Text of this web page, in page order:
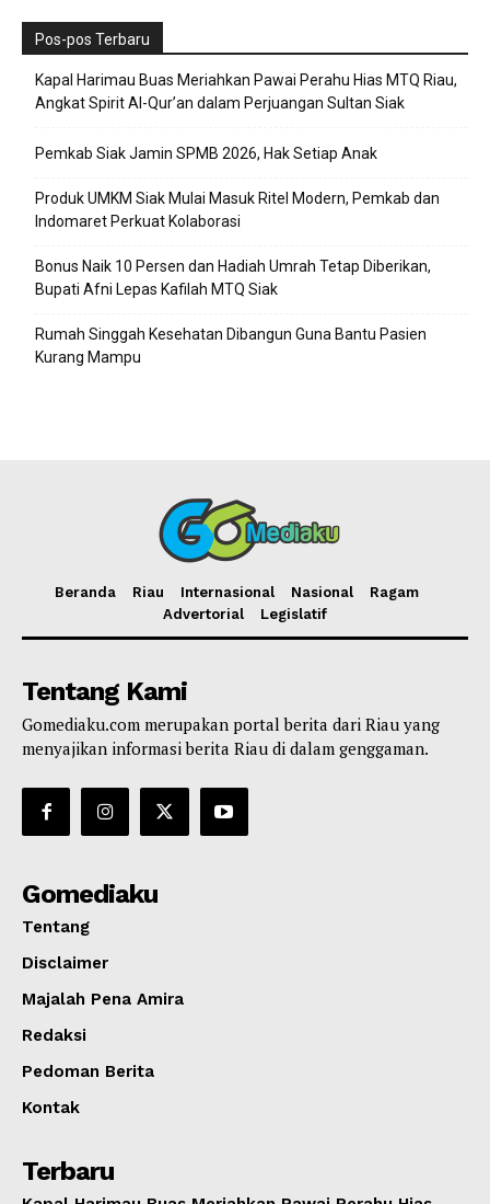
Pos-pos Terbaru
Kapal Harimau Buas Meriahkan Pawai Perahu Hias MTQ Riau,
Angkat Spirit Al-Qur’an dalam Perjuangan Sultan Siak
Pemkab Siak Jamin SPMB 2026, Hak Setiap Anak
Produk UMKM Siak Mulai Masuk Ritel Modern, Pemkab dan
Indomaret Perkuat Kolaborasi
Bonus Naik 10 Persen dan Hadiah Umrah Tetap Diberikan,
Bupati Afni Lepas Kafilah MTQ Siak
Rumah Singgah Kesehatan Dibangun Guna Bantu Pasien
Kurang Mampu
Beranda Riau Internasional Nasional
Ragam
Advertorial
Legislatif
Tentang Kami
Gomediaku.com merupakan portal berita dari Riau yang
menyajikan informasi berita Riau di dalam genggaman.
Gomediaku
Tentang
Disclaimer
Majalah Pena Amira
Redaksi
Pedoman Berita
Kontak
Terbaru